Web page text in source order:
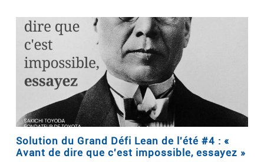
Solution du Grand Défi Lean de l'été #4 : «
Avant de dire que c'est impossible, essayez »